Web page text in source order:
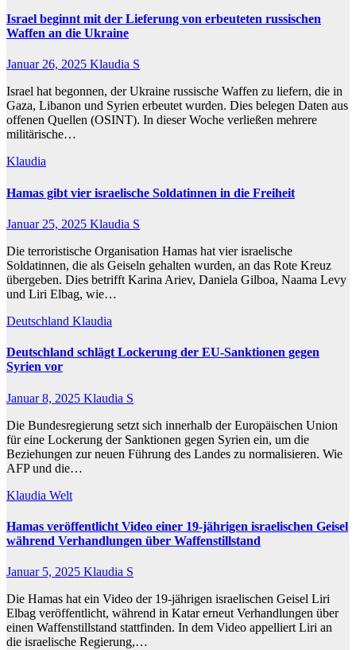
Israel beginnt mit der Lieferung von erbeuteten russischen
Waffen an die Ukraine
Januar 26, 2025 Klaudia S
Israel hat begonnen, der Ukraine russische Waffen zu liefern, die in
Gaza, Libanon und Syrien erbeutet wurden. Dies belegen Daten aus
offenen Quellen (OSINT). In dieser Woche verließen mehrere
militärische…
Klaudia
Hamas gibt vier israelische Soldatinnen in die Freiheit
Januar 25, 2025 Klaudia S
Die terroristische Organisation Hamas hat vier israelische
Soldatinnen, die als Geiseln gehalten wurden, an das Rote Kreuz
übergeben. Dies betrifft Karina Ariev, Daniela Gilboa, Naama Levy
und Liri Elbag, wie…
Deutschland Klaudia
Deutschland schlägt Lockerung der EU-Sanktionen gegen
Syrien vor
Januar 8, 2025 Klaudia S
Die Bundesregierung setzt sich innerhalb der Europäischen Union
für eine Lockerung der Sanktionen gegen Syrien ein, um die
Beziehungen zur neuen Führung des Landes zu normalisieren. Wie
AFP und die…
Klaudia Welt
Hamas veröffentlicht Video einer 19-jährigen israelischen Geisel
während Verhandlungen über Waffenstillstand
Januar 5, 2025 Klaudia S
Die Hamas hat ein Video der 19-jährigen israelischen Geisel Liri
Elbag veröffentlicht, während in Katar erneut Verhandlungen über
einen Waffenstillstand stattfinden. In dem Video appelliert Liri an
die israelische Regierung,…